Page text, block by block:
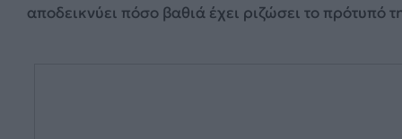
αποδεικνύει πόσο βαθιά έχει ριζώσει το πρότυπό